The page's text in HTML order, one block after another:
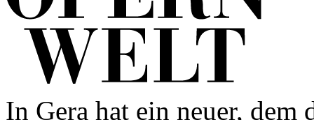
In Gera hat ein neuer,